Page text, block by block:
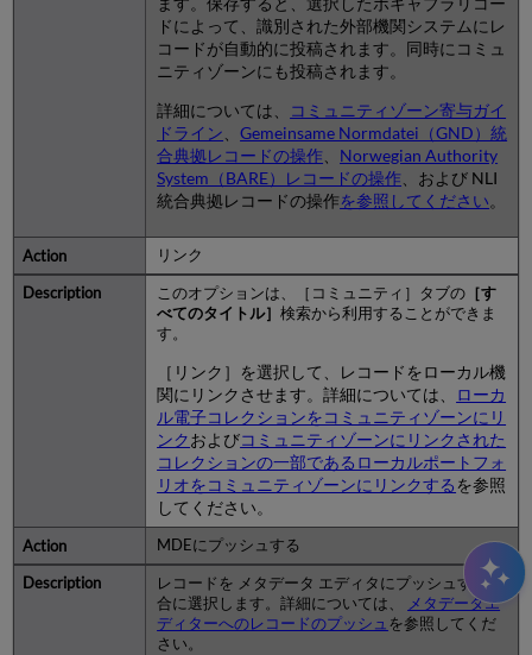
ドによって、識別された外部機関システムにレ
コードが自動的に投稿されます。同時にコミュ
ニティゾーンにも投稿されます。
詳細については、
コミュニティゾーン寄与ガイ
ドライン 、Gemeinsame Normdatei（GND）統
合典拠レコードの操作
Norwegian Authority
System（BARE）レコードの操作 、および NLI
統合典拠レコードの操作を参照してください。
リンク
このオプションは、［コミュニティ］タブの ［す
べてのタイトル］検索から利用することができま
す。
［リンク］を選択して、レコードをローカル機
関にリンクさせます。詳細については、
ローカ
ル電子コレクションをコミュニティゾーンにリ
ンクおよびコミュニティゾーンにリンクされた
コレクションの一部であるローカルポートフォ
リオをコミュニティゾーンにリンクする を参照
してください。
MDEにプッシュする
レコードを メタデータ エディタにプッシュする場
合に選択します。詳細については、
メタデータエ
ディターへのレコードのプッシュ を参照してくだ
さい。